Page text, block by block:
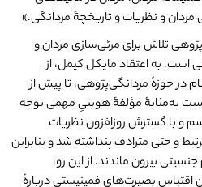
و نظریات و تاریخچۀ مردانگی.»
تلاش برای مرئی‌سازی مردان و
است. به اعتقاد مایکل کیمل، از
در حوزۀ مردانگی‌پژوهی، تا پیش از
به‌مثابۀ مؤلفۀ هویتیِ مهمی توجه
و با گسترش روزافزون نظریات
و حتی مترادف پنداشته شد و بنابراین
بیرون ماندند. از این رو،
بصیرت‌های فمینیستی دربارۀ